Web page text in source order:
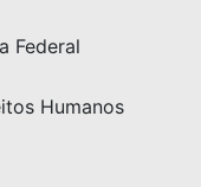
Federal
Humanos